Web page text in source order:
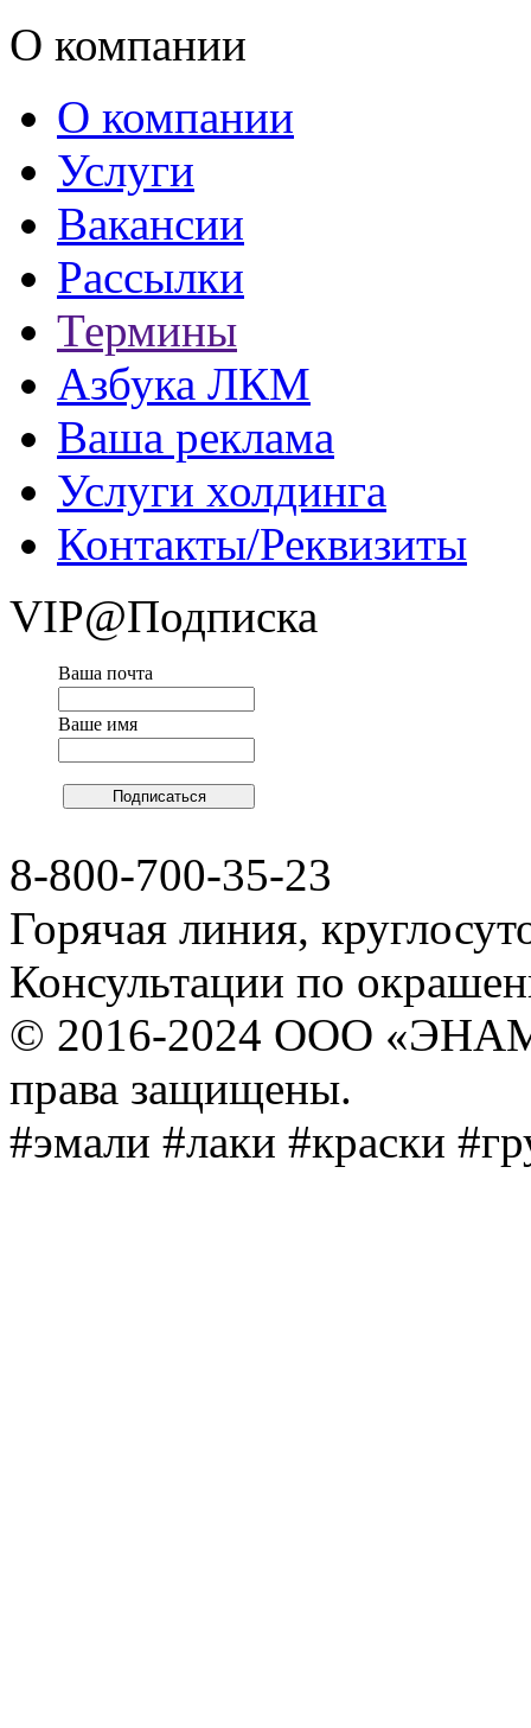
О компании
О компании
Услуги
Вакансии
Рассылки
Термины
Азбука ЛКМ
Ваша реклама
Услуги холдинга
Контакты/Реквизиты
VIP@Подписка
Ваша почта
Ваше имя
8-800-700-35-23
Горячая линия,
Консультации по
© 2016-2024 ООО
права защищены.
#эмали #лаки #краски